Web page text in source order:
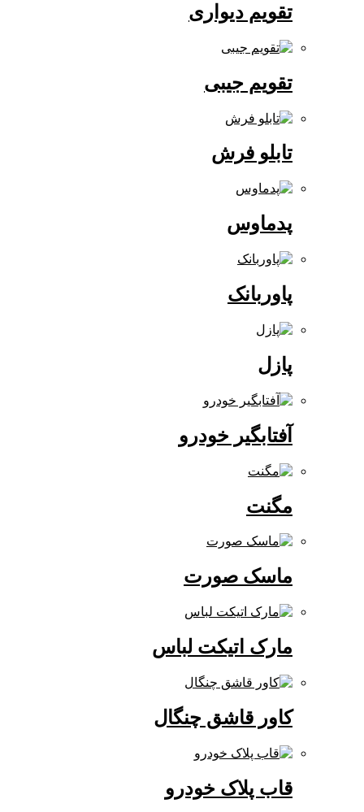
تقویم دیواری
تقویم جیبی
تابلو فرش
آفتابگیر خودرو
ماسک صورت
مارک اتیکت لباس
کاور قاشق چنگال
قاب پلاک خودرو